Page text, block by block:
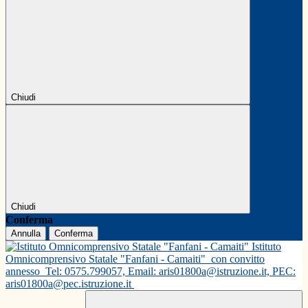
Chiudi
Chiudi
Conferma
Annulla Conferma
Istituto
Omnicomprensivo Statale "Fanfani - Camaiti" con convitto
annesso Tel: 0575.799057, Email: aris01800a@istruzione.it, PEC:
aris01800a@pec.istruzione.it